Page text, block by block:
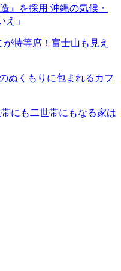
』を採用 沖縄の気候・
」
特等席！富士山も見え
ぬくもりに包まれるカフ
にも二世帯にもなる家は